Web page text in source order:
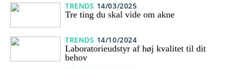
TRENDS 14/03/2025
Tre ting du skal vide om akne
TRENDS 14/10/2024
Laboratorieudstyr af høj kvalitet til dit
behov